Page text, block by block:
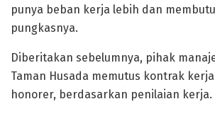
punya beban kerja lebih dan
pungkasnya.
Diberitakan sebelumnya, pihak
Taman Husada memutus kontrak
honorer, berdasarkan penilaian kerja.